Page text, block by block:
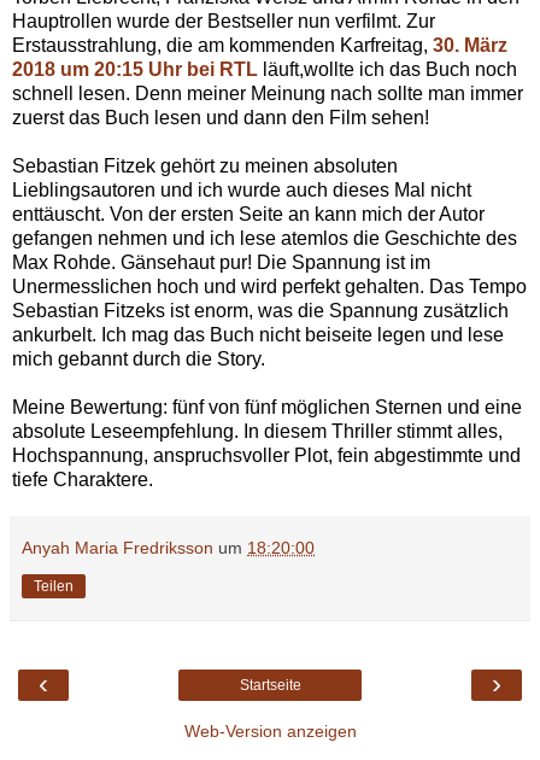
Hauptrollen wurde der Bestseller nun verfilmt. Zur
Erstausstrahlung, die am kommenden Karfreitag, 30. März
2018 um 20:15 Uhr bei RTL läuft,wollte ich das Buch noch
schnell lesen. Denn meiner Meinung nach sollte man immer
zuerst das Buch lesen und dann den Film sehen!
Sebastian Fitzek gehört zu meinen absoluten
Lieblingsautoren und ich wurde auch dieses Mal nicht
enttäuscht. Von der ersten Seite an kann mich der Autor
gefangen nehmen und ich lese atemlos die Geschichte des
Max Rohde. Gänsehaut pur! Die Spannung ist im
Unermesslichen hoch und wird perfekt gehalten. Das Tempo
Sebastian Fitzeks ist enorm, was die Spannung zusätzlich
ankurbelt. Ich mag das Buch nicht beiseite legen und lese
mich gebannt durch die Story.
Meine Bewertung: fünf von fünf möglichen Sternen und eine
absolute Leseempfehlung. In diesem Thriller stimmt alles,
Hochspannung, anspruchsvoller Plot, fein abgestimmte und
tiefe Charaktere.
Anyah Maria Fredriksson um 18:20:00
Teilen
‹ ›
Startseite
Web-Version anzeigen